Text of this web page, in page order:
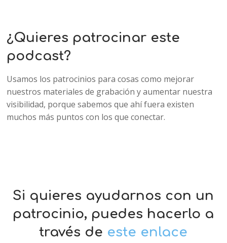
¿Quieres patrocinar este
podcast?
Usamos los patrocinios para cosas como mejorar
nuestros materiales de grabación y aumentar nuestra
visibilidad, porque sabemos que ahí fuera existen
muchos más puntos con los que conectar.
Si quieres ayudarnos con un
patrocinio, puedes hacerlo a
través de este enlace